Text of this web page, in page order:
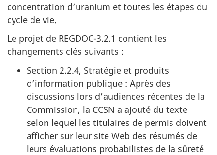
concentration d’uranium et toutes les étapes du
cycle de vie.
Le projet de REGDOC-3.2.1 contient les
changements clés suivants :
Section 2.2.4, Stratégie et produits
d’information publique : Après des
discussions lors d’audiences récentes de la
Commission, la CCSN a ajouté du texte
selon lequel les titulaires de permis doivent
afficher sur leur site Web des résumés de
leurs évaluations probabilistes de la sûreté